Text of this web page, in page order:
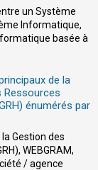
un Système
Informatique,
basée à
de la
Ressources
énumérés par
Gestion des
WEBGRAM,
/ agence